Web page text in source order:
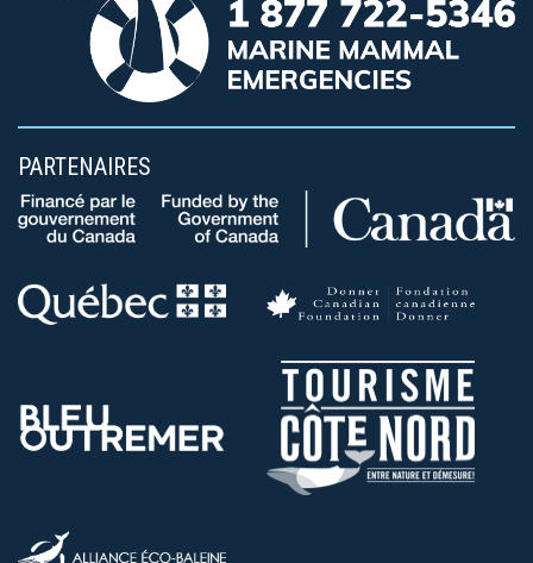
PARTENAIRES